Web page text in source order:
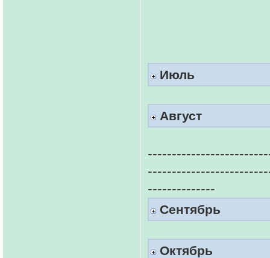
Июль
Август
--------------
Сентябрь
Октябрь